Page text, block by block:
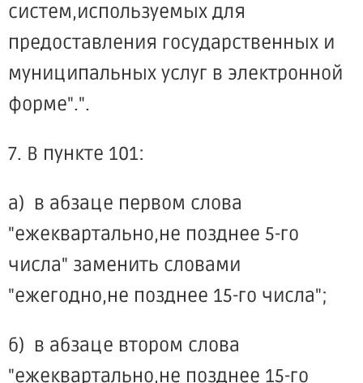
систем,используемых для
предоставления государственных и
муниципальных услуг в электронной
форме".".
7. В пункте 101:
а) в абзаце первом слова
"ежеквартально,не позднее 5-го
числа" заменить словами
"ежегодно,не позднее 15-го числа";
б) в абзаце втором слова
"ежеквартально,не позднее 15-го